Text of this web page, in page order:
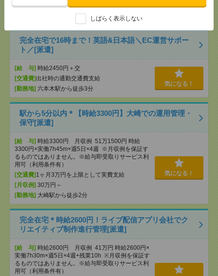
しばらく表示しない
[月収例]30万円～
大崎駅から徒歩7分
気になる！
完全在宅で16時まで！英語&日本語＼EC運営サポー
ト／[派遣]
[給 与] 時給2450円＋交
[交通費]出社時の通勤交通費支給
[勤務地] 六本木駅から徒歩3分
気になる！
駅から5分以内＊【時給3300円】大崎での運用管理・
保守[派遣]
[給 与] 時給3300円 月収例 51万1500円 時給
3300円×実働7h45m×週5日×4週 ※月収例を保証す
るものではありません。※給与即受取りサービス利
用可（利用条件有）
[交通費] 1ヶ月3万円を上限として実費支給
[月収例] 30万円～
[勤務地] 大崎駅から徒歩2分
気になる！
完全在宅＊時給2600円！ライブ配信アプリ会社でク
リエイティブ制作進行管理[派遣]
[給 与] 時給2600円 月収例 41万円 時給2600円×
実働7h30m×週5日×4週+残業10h ※月収例を保証す
るものではありません。※給与即受取りサービス利
用可（利用条件有）